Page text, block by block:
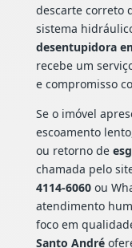
descarte correto
sistema
desentupidora
recebe um
e compromisso
Se o imóvel
escoamento
ou retorno de
chamada pelo
4114-6060ou
atendimento
foco em
Santo André